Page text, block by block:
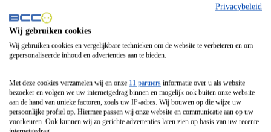
Fitelli
Airfryer
Frituurpan
Contactgrill
Broodbakmachine
Broodrooster
Privacybeleid
Wij gebruiken cookies
Wij gebruiken cookies en vergelijkbare technieken om de website te verbeteren en om
gepersonaliseerde inhoud en advertenties aan te bieden.
Met deze cookies verzamelen wij en onze 11 partners informatie over u als website
bezoeker en volgen we uw internetgedrag binnen en mogelijk ook buiten onze website
aan de hand van unieke factoren, zoals uw IP-adres. Wij bouwen op die wijze uw
persoonlijke profiel op. Hiermee passen wij onze website en communicatie aan op uw
voorkeuren. Ook kunnen wij zo gerichte advertenties laten zien op basis van uw recente